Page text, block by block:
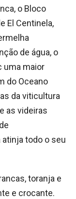
o Bloco
El Centinela,
de água, o
uma maior
do Oceano
da viticultura
as videiras
todo o seu
toranja e
e crocante.